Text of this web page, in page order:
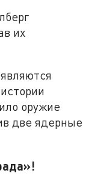
их
оружие
две ядерные